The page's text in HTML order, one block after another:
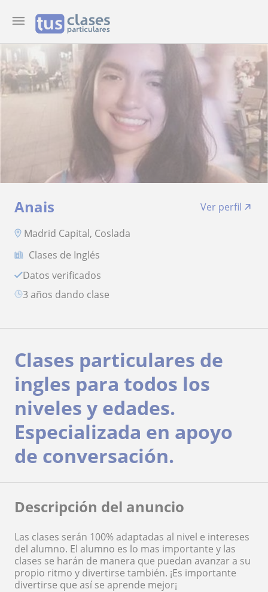
Anais
Ver perfil
Madrid Capital, Coslada
Clases de Inglés
Datos verificados
3 años dando clase
Clases particulares de
ingles para todos los
niveles y edades.
Especializada en apoyo
de conversación.
Descripción del anuncio
Las clases serán 100% adaptadas al nivel e intereses
del alumno. El alumno es lo mas importante y las
clases se harán de manera que puedan avanzar a su
propio ritmo y divertirse también. ¡Es importante
divertirse que así se aprende mejor¡